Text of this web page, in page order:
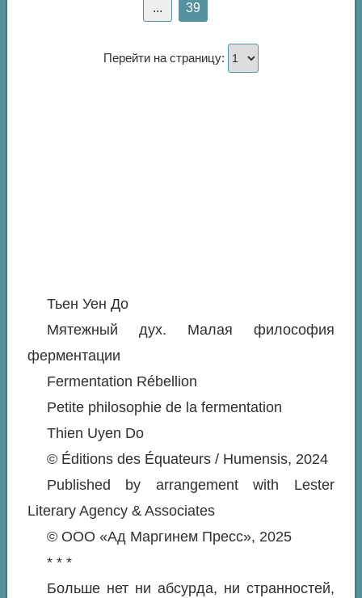
... 39
Перейти на страницу:
Тьен Уен До
Мятежный дух. Малая философия
ферментации
Fermentation Rébellion
Petite philosophie de la fermentation
Thien Uyen Do
© Éditions des Équateurs / Humensis, 2024
Published by arrangement with Lester
Literary Agency & Associates
© ООО «Ад Маргинем Пресс», 2025
* * *
Больше нет ни абсурда, ни странностей,